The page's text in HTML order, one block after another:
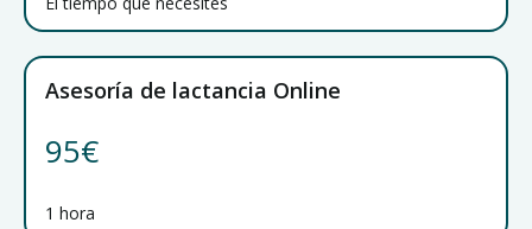
Asesoría de lactancia Online
95€
1 hora